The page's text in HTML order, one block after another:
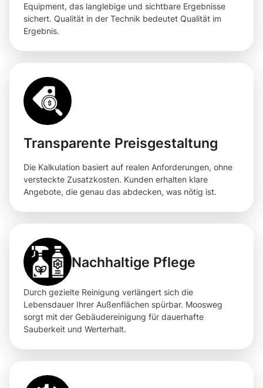
Equipment, das langlebige und sichtbare Ergebnisse
sichert. Qualität in der Technik bedeutet Qualität im
Ergebnis.
Transparente Preisgestaltung
Die Kalkulation basiert auf realen Anforderungen, ohne
versteckte Zusatzkosten. Kunden erhalten klare
Angebote, die genau das abdecken, was nötig ist.
Nachhaltige Pflege
Durch gezielte Reinigung verlängert sich die
Lebensdauer Ihrer Außenflächen spürbar. Moosweg
sorgt mit der Gebäudereinigung für dauerhafte
Sauberkeit und Werterhalt.